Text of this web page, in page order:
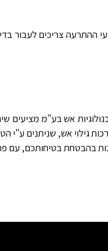
צריכים לעבור
אש בע"מ מציעים
בהבטחת בטיחותכם, עם